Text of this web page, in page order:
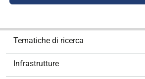
Tematiche di ricerca
Infrastrutture